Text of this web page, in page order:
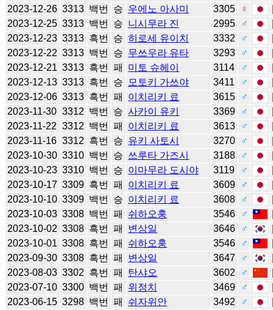
2023-12-26 3313 백번 승 우에노 아사미 3305 ♀
2023-12-25 3313 백번 승 니시무라 진 2995 ♂
2023-12-23 3313 흑번 승 히로세 유이치 3332 ♂
2023-12-22 3313 백번 승 무쓰우라 유타 3293 ♂
2023-12-21 3313 흑번 패 미토 슈헤이 3114 ♂
2023-12-13 3313 흑번 승 모토키 가쓰야 3411 ♂
2023-12-06 3313 흑번 패 이치리키 료 3615 ♂
2023-11-30 3312 백번 승 사카이 유키 3369 ♂
2023-11-22 3312 백번 패 이치리키 료 3613 ♂
2023-11-16 3312 흑번 승 유키 사토시 3270 ♂
2023-10-30 3310 백번 승 쓰루타 가즈시 3188 ♂
2023-10-23 3310 백번 승 이마무라 도시야 3119 ♂
2023-10-17 3309 흑번 패 이치리키 료 3609 ♂
2023-10-10 3309 백번 승 이치리키 료 3608 ♂
2023-10-03 3308 백번 패 쉬하오훙 3546 ♂
2023-10-02 3308 흑번 패 변상일 3646 ♂
2023-10-01 3308 흑번 패 쉬하오훙 3546 ♂
2023-09-30 3308 흑번 패 변상일 3647 ♂
2023-08-03 3302 흑번 패 탄샤오 3602 ♂
2023-07-10 3300 백번 패 위정치 3469 ♂
2023-06-15 3298 백번 패 쉬자위안 3492 ♂